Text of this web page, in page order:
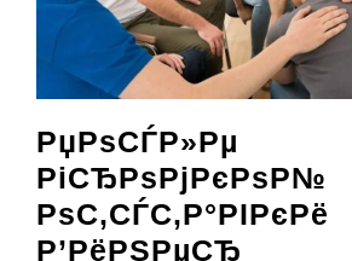
РџРѕСЃР»Рµ
РіСЂРѕРјРєРѕР№
РѕС‚СЃС‚Р°РІРєРё
Р’РёРЅРµСЂ